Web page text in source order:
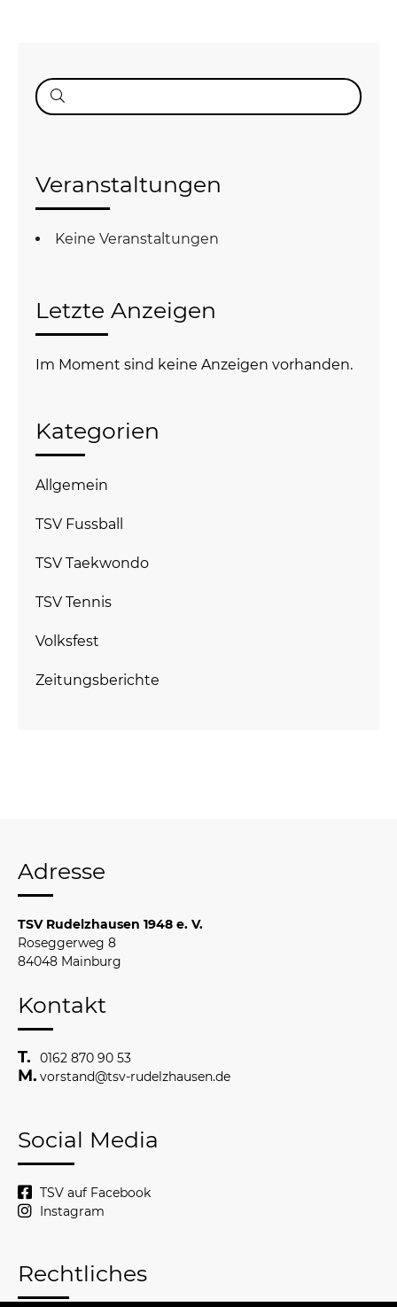
Suche
nach:
Veranstaltungen
Keine Veranstaltungen
Letzte Anzeigen
Im Moment sind keine Anzeigen vorhanden.
Kategorien
Allgemein
TSV Fussball
TSV Taekwondo
TSV Tennis
Volksfest
Zeitungsberichte
Adresse
TSV Rudelzhausen 1948 e. V.
Roseggerweg 8
84048 Mainburg
Kontakt
0162 870 90 53
vorstand@tsv-rudelzhausen.de
Social Media
TSV auf Facebook
Instagram
Rechtliches